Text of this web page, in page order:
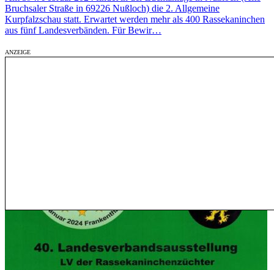
Bruchsaler Straße in 69226 Nußloch) die 2. Allgemeine
Kurpfalzschau statt. Erwartet werden mehr als 400 Rassekaninchen
aus fünf Landesverbänden. Für Bewir…